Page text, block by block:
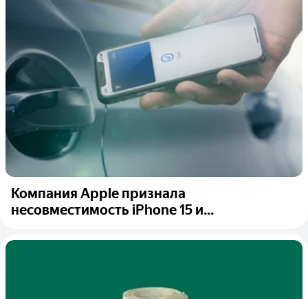
Компания Apple признала
несовместимость iPhone 15 и...